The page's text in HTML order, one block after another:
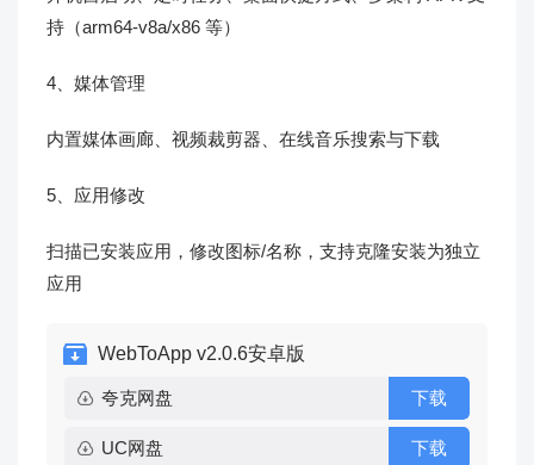
持（arm64-v8a/x86 等）
4、媒体管理
内置媒体画廊、视频裁剪器、在线音乐搜索与下载
5、应用修改
扫描已安装应用，修改图标/名称，支持克隆安装为独立
应用
WebToApp v2.0.6安卓版
夸克网盘 下载
UC网盘 下载